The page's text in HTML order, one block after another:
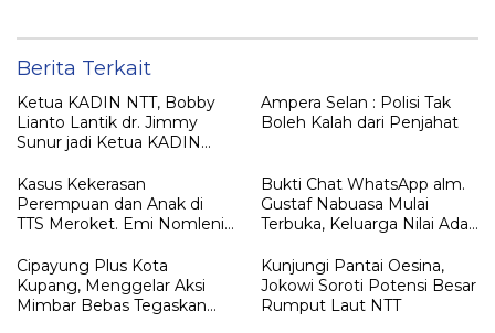
Berita Terkait
Ketua KADIN NTT, Bobby
Lianto Lantik dr. Jimmy
Sunur jadi Ketua KADIN
Ampera Selan : Polisi Tak
Boleh Kalah dari Penjahat
Kasus Kekerasan
Perempuan dan Anak di
TTS Meroket. Emi Nomleni :
Paling Aman
Bukti Chat WhatsApp alm.
Gustaf Nabuasa Mulai
Terbuka, Keluarga Nilai Ada
Belum Didalami Penyidik
Cipayung Plus Kota
Kupang, Menggelar Aksi
Mimbar Bebas Tegaskan
Kunjungi Pantai Oesina,
Jokowi Soroti Potensi Besar
Rumput Laut NTT